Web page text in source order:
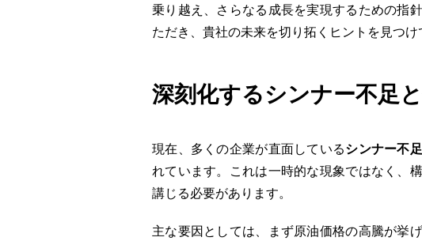
乗り越え、さらなる成長を実現するための指
ただき、貴社の未来を切り拓くヒントを見つけ
深刻化するシンナー不足
現在、多くの企業が直面しているシンナー不足
れています。これは一時的な現象ではなく、
講じる必要があります。
主な要因としては、まず原油価格の高騰が挙